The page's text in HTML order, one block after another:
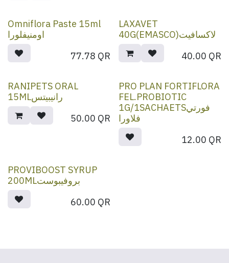
Omniflora Paste 15ml
اومنيفلورا
77.78 QR
LAXAVET
40G(EMASCO)لاكسافيت
40.00 QR
RANIPETS ORAL
15MLرانيبيتس
50.00 QR
PRO PLAN FORTIFLORA
FEL.PROBIOTIC
1G/1SACHAETSفورتي
فلاورا
12.00 QR
PROVIBOOST SYRUP
200MLبروفيبوست
60.00 QR